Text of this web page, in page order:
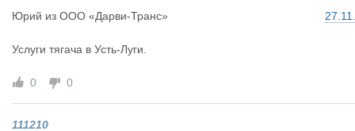
Юрий из ООО «Дарви-Транс»
Услуги тягача в Усть-Луги.
0 0
111210